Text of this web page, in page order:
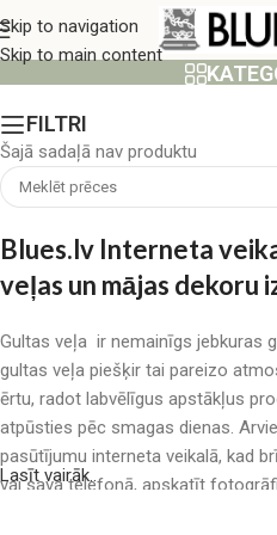
Skip to navigation
Skip to main content
FILTRI
Šajā sadaļā nav produktu
Blues.lv Interneta
veļas un mājas dekoru
Gultas veļa ir nemainīgs jebkuras
gultas veļa piešķir tai pareizo
ērtu, radot labvēlīgus apstākļus
atpūsties pēc smagas dienas.
pasūtījumu interneta veikalā, kad
vai sava telefonā, apskatīt
Lasīt vairāk..